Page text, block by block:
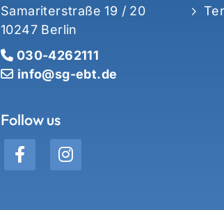
Samariterstraße 19 / 20
10247 Berlin
030-4262111
info@sg-ebt.de
Follow us